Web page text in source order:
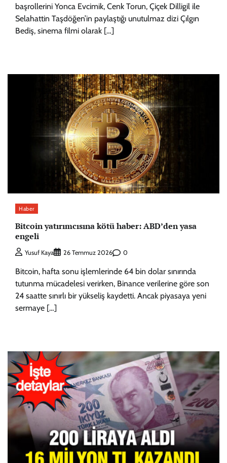
başrollerini Yonca Evcimik, Cenk Torun, Çiçek Dilligil ile
Selahattin Taşdöğen’in paylaştığı unutulmaz dizi Çılgın
Bediş, sinema filmi olarak […]
Haber
Bitcoin yatırımcısına kötü haber: ABD’den yasa
engeli
Yusuf Kaya 26 Temmuz 2026 0
Bitcoin, hafta sonu işlemlerinde 64 bin dolar sınırında
tutunma mücadelesi verirken, Binance verilerine göre son
24 saatte sınırlı bir yükseliş kaydetti. Ancak piyasaya yeni
sermaye […]